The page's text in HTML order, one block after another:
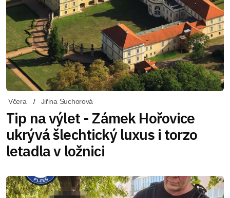
Včera Jiřina Suchorová
Tip na výlet - Zámek Hořovice
ukrývá šlechtický luxus i torzo
letadla v ložnici